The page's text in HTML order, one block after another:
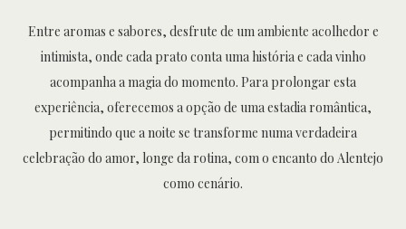
Entre aromas e sabores, desfrute de um ambiente acolhedor e
intimista, onde cada prato conta uma história e cada vinho
acompanha a magia do momento. Para prolongar esta
experiência, oferecemos a opção de uma estadia romântica,
permitindo que a noite se transforme numa verdadeira
celebração do amor, longe da rotina, com o encanto do Alentejo
como cenário.